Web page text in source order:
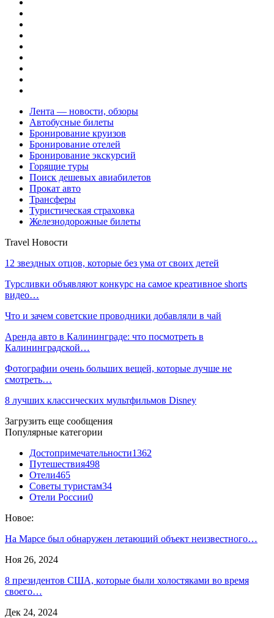
Лента — новости, обзоры
Автобусные билеты
Бронирование круизов
Бронирование отелей
Бронирование экскурсий
Горящие туры
Поиск дешевых авиабилетов
Прокат авто
Трансферы
Туристическая страховка
Железнодорожные билеты
Travel Новости
12 звездных отцов, которые без ума от своих детей
Турсливки объявляют конкурс на самое креативное shorts
видео…
Что и зачем советские проводники добавляли в чай
Аренда авто в Калининграде: что посмотреть в
Калининградской…
Фотографии очень больших вещей, которые лучше не
смотреть…
8 лучших классических мультфильмов Disney
Загрузить еще сообщения
Популярные категории
Достопримечательности1362
Путешествия498
Отели465
Советы туристам34
Отели России0
Новое:
На Марсе был обнаружен летающий объект неизвестного…
Ноя 26, 2024
8 президентов США, которые были холостяками во время
своего…
Дек 24, 2024